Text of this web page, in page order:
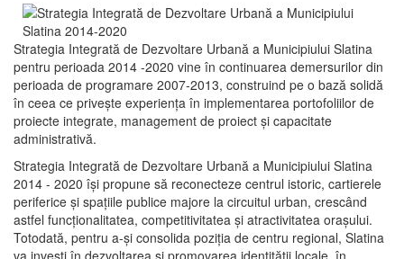
Strategia Integrată de Dezvoltare Urbană a Municipiului Slatina
pentru perioada 2014 -2020 vine în continuarea demersurilor din
perioada de programare 2007-2013, construind pe o bază solidă
în ceea ce priveşte experienţa în implementarea portofoliilor de
proiecte integrate, management de proiect și capacitate
administrativă.
Strategia Integrată de Dezvoltare Urbană a Municipiului Slatina
2014 - 2020 își propune să reconecteze centrul istoric, cartierele
periferice şi spaţiile publice majore la circuitul urban, crescând
astfel funcţionalitatea, competitivitatea şi atractivitatea oraşului.
Totodată, pentru a-şi consolida poziţia de centru regional, Slatina
va investi în dezvoltarea şi promovarea identităţii locale, în